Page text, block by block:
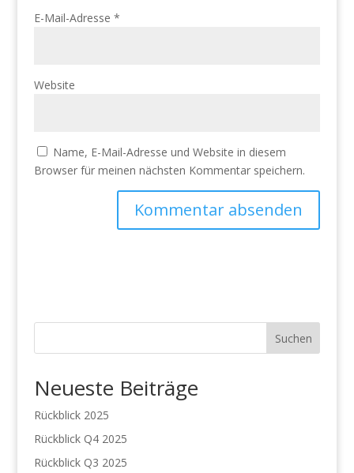
E-Mail-Adresse *
Website
Name, E-Mail-Adresse und Website in diesem
Browser für meinen nächsten Kommentar speichern.
Suchen
Neueste Beiträge
Rückblick 2025
Rückblick Q4 2025
Rückblick Q3 2025